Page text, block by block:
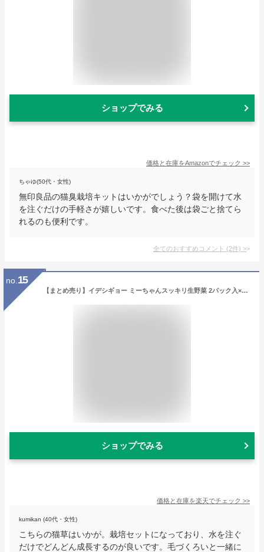
ショップでみる
価格と在庫をAmazonでチェック >>
ちゃゆ(50代・女性)
無印良品の猫臭栽培キットはいかがでしょう？袋を開けて水
を注ぐだけの手軽さが嬉しいです。食べた後は袋ごと捨てら
れるのも便利です。
全てのおすすめコメント (2件) >
no. 15
【まとめ売り】イデシギョー ミーちゃんスッキリ生野菜 2パック入×10個[猫草 栽培 簡単] (4970240173924×10)
ショップでみる
価格と在庫を楽天でチェック >>
kumikan (40代・女性)
こちらの猫草はいかが。栽培セットになっており、水を注ぐ
だけでどんどん成長するのが良いです。毛づくろいと一緒に